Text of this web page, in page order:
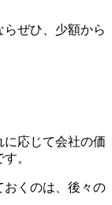
ぜひ、少額から
に応じて会社の価
。
おくのは、後々の